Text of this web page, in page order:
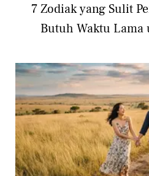
7 Zodiak yang Sulit
Butuh Waktu